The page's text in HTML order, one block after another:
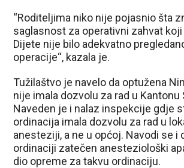
“Roditeljima niko nije pojasnio šta
saglasnost za operativni zahvat
Dijete nije bilo adekvatno
operacije“, kazala je.
Tužilaštvo je navelo da optužena
nije imala dozvolu za rad u Kantonu
Naveden je i nalaz inspekcije gdje
ordinacija imala dozvolu za rad u
anesteziji, a ne u općoj. Navodi se i
ordinaciji zatečen anesteziološki
dio opreme za takvu ordinaciju.